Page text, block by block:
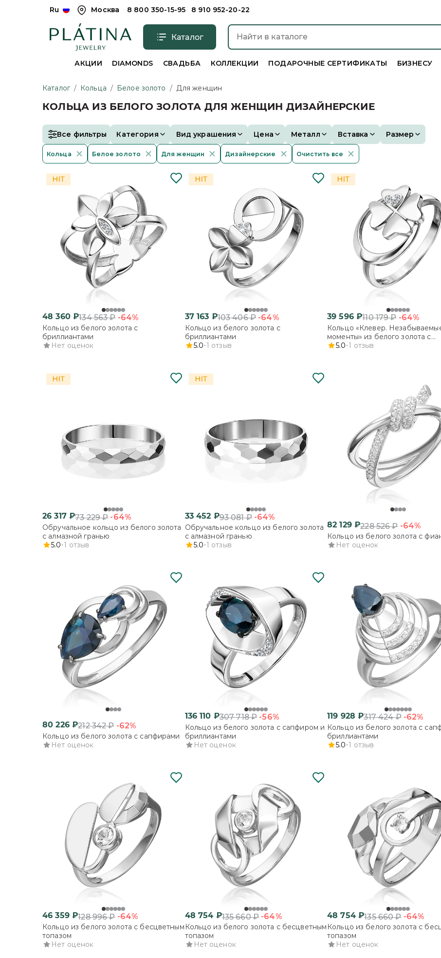
Ru Москва 8 800 350-15-95 8 910 952-20-22
Каталог
АКЦИИ DIAMONDS СВАДЬБА КОЛЛЕКЦИИ ПОДАРОЧНЫЕ СЕРТИФИКАТЫ БИЗНЕСУ
Каталог / Кольца / Белое золото / Для женщин
КОЛЬЦА ИЗ БЕЛОГО ЗОЛОТА ДЛЯ ЖЕНЩИН ДИЗАЙНЕРСКИЕ
Все фильтры Категория Вид украшения Цена Металл Вставка Размер
Кольца Белое золото Для женщин Дизайнерские Очистить все
48 360₽134 563₽ -64%
Кольцо из белого золота с
бриллиантами
Нет оценок
37 163 ₽103 406₽ -64%
Кольцо из белого золота с
бриллиантами
5.0 1 отзыв
39 596₽110 179₽ -64%
Кольцо «Клевер.
моменты» из белого золота с
бриллиантами
5.0 1 отзыв
26 317₽73 229₽ -64%
Обручальное кольцо из белого золота
с алмазной гранью
5.0 1 отзыв
33 452 ₽93 081₽ -64%
Обручальное кольцо из белого золота
с алмазной гранью
5.0 1 отзыв
82 129₽228 526₽ -64%
Кольцо из белого золота с
Нет оценок
80 226₽212 342₽ -62%
Кольцо из белого золота с сапфирами
Нет оценок
136 110 ₽307 718₽ -56%
Кольцо из белого золота с сапфиром и
бриллиантами
Нет оценок
119 928 ₽317 424₽ -62%
Кольцо из белого золота с
бриллиантами
5.0 1 отзыв
46 359₽128 996₽ -64%
Кольцо из белого золота с бесцветным
топазом
Нет оценок
48 754 ₽135 660₽ -64%
Кольцо из белого золота с бесцветным
топазом
Нет оценок
48 754₽135 660₽ -64%
Кольцо из белого золота с
топазом
Нет оценок